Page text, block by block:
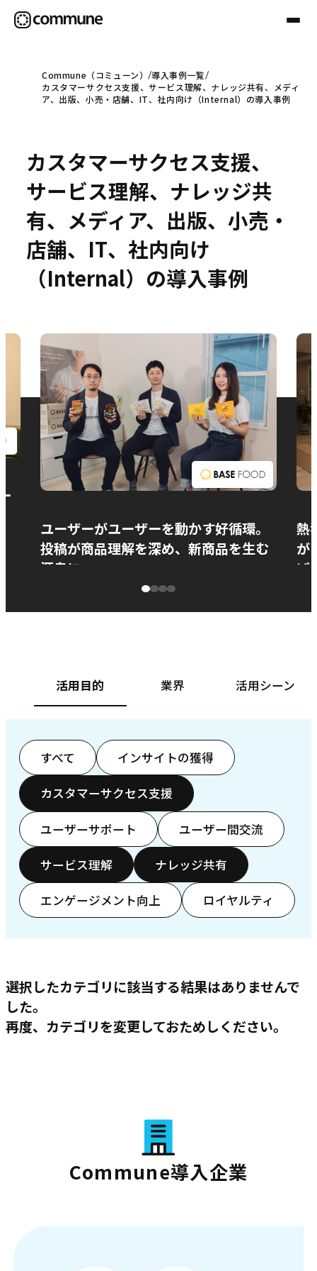
Communeについて
事例
セミナー
お問い合わせ
Commune（コミューン）
導入事例一覧
カスタマーサクセス支援、サービス理解、ナレッジ共有、メディ
ア、出版、小売・店舗、IT、社内向け（Internal）の導入事例
カスタマーサクセス支援、
サービス理解、ナレッジ共
有、メディア、出版、小売・
店舗、IT、社内向け
（Internal）の導入事例
ユーザーがユーザーを動かす好循環。
投稿が商品理解を深め、新商品を生む
源泉に
熱
が
ぱ
活用目的 業界 活用シーン
すべて インサイトの獲得
カスタマーサクセス支援
ユーザーサポート ユーザー間交流
サービス理解 ナレッジ共有
エンゲージメント向上 ロイヤルティ
選択したカテゴリに該当する結果はありませんで
した。
再度、カテゴリを変更しておためしください。
Commune導入企業